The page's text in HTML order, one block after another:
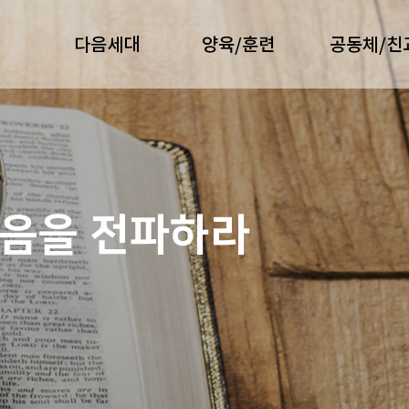
다음세대 양육/훈련 공동체/친
을 전파하라